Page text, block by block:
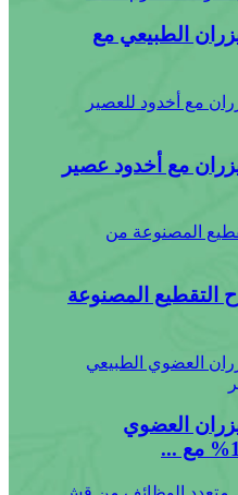
الطبيعي مع
مع أخدود عصير
التقطيع المصنوعة
العضوي